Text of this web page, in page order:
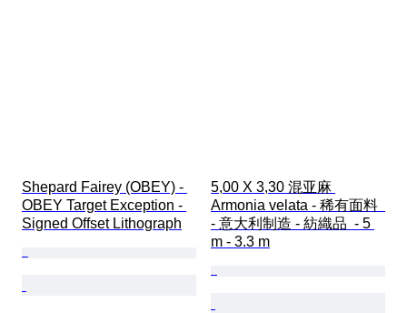
Shepard Fairey (OBEY) -
OBEY Target Exception -
Signed Offset Lithograph
5,00 X 3,30 混亚麻
Armonia velata - 稀有面料
- 意大利制造 - 紡織品  - 5
m - 3.3 m